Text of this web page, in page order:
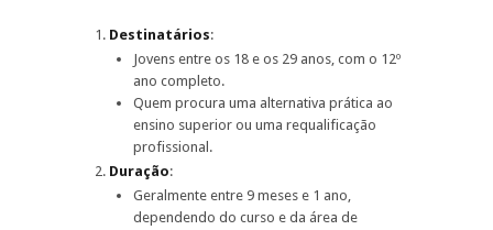
Destinatários:
Jovens entre os 18 e os 29 anos, com o 12º
ano completo.
Quem procura uma alternativa prática ao
ensino superior ou uma requalificação
profissional.
Duração:
Geralmente entre 9 meses e 1 ano,
dependendo do curso e da área de